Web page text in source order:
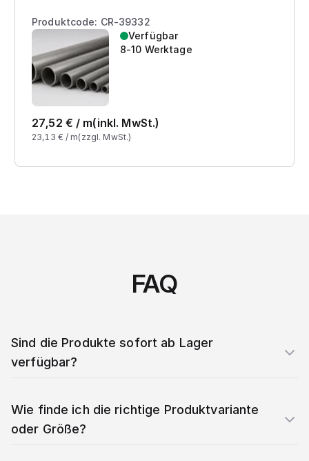
Produktcode: CR-39332
Verfügbar
8-10 Werktage
27,52 € / m(inkl. MwSt.)
23,13 € / m(zzgl. MwSt.)
FAQ
Sind die Produkte sofort ab Lager
verfügbar?
Wie finde ich die richtige Produktvariante
oder Größe?